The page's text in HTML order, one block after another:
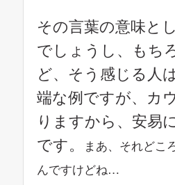
その言葉の意味と
でしょうし、もち
ど、そう感じる人
端な例ですが、カ
りますから、安易
です。
まあ、それどこ
んですけどね…